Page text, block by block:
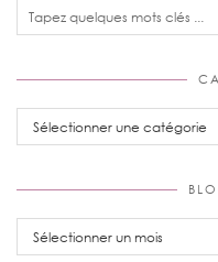
Categories
Blog
Archive